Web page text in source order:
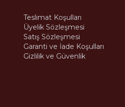
Teslimat Koşulları
Üyelik Sözleşmesi
Satış Sözleşmesi
Garanti ve İade Koşulları
Gizlilik ve Güvenlik